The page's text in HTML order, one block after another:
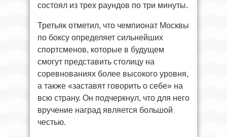
состоял из трех раундов по три минуты.
Третьяк отметил, что чемпионат Москвы
по боксу определяет сильнейших
спортсменов, которые в будущем
смогут представить столицу на
соревнованиях более высокого уровня,
а также «заставят говорить о себе» на
всю страну. Он подчеркнул, что для него
вручение наград является большой
честью.